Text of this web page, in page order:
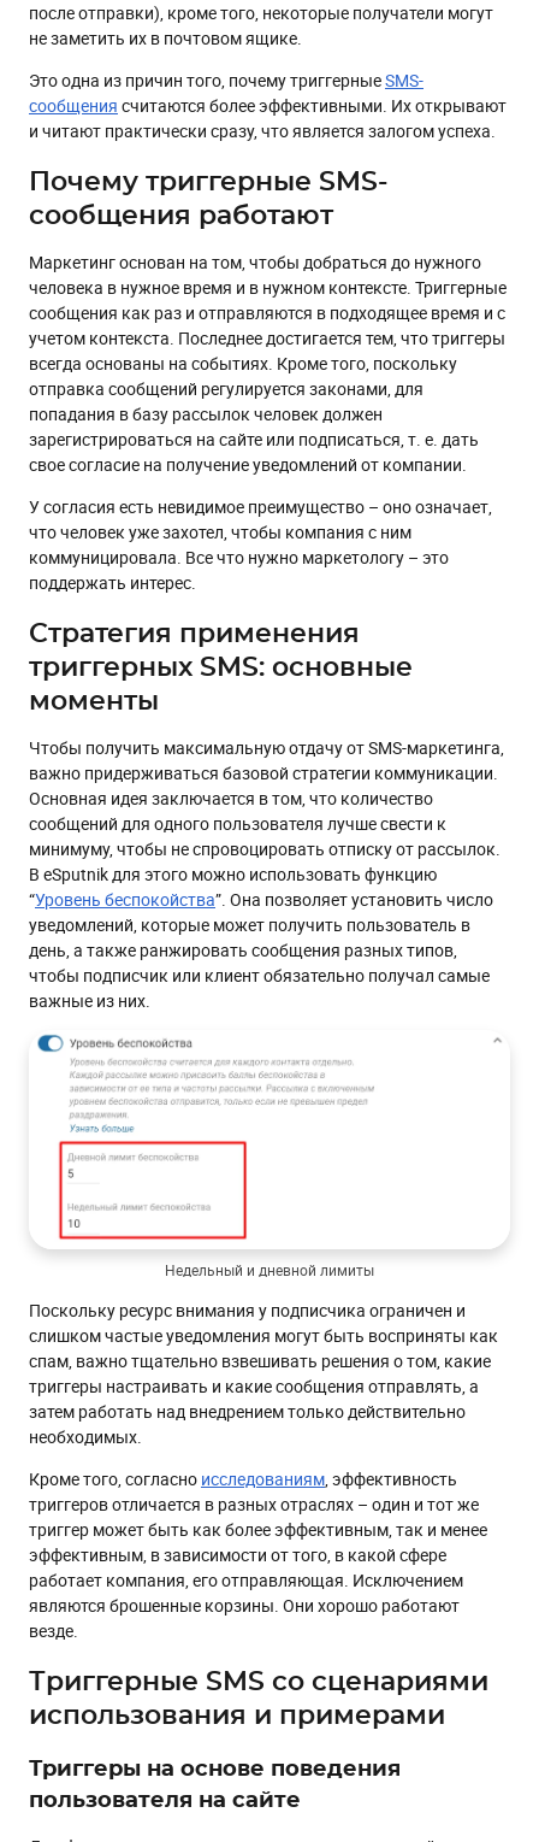
Сценарии отправки триггерных СМС
после отправки), кроме того, некоторые получатели могут
не заметить их в почтовом ящике.
Это одна из причин того, почему триггерныеSMS-
сообщения считаются более эффективными. Их открывают
и читают практически сразу, что является залогом успеха.
Почему триггерные SMS-
сообщения работают
Маркетинг основан на том, чтобы добраться до нужного
человека в нужное время и в нужном контексте. Триггерные
сообщения как раз и отправляются в подходящее время и с
учетом контекста. Последнее достигается тем, что триггеры
всегда основаны на событиях. Кроме того, поскольку
отправка сообщений регулируется законами, для
попадания в базу рассылок человек должен
зарегистрироваться на сайте или подписаться, т. е. дать
свое согласие на получение уведомлений от компании.
У согласия есть невидимое преимущество – оно означает,
что человек уже захотел, чтобы компания с ним
коммуницировала. Все что нужно маркетологу – это
поддержать интерес.
Стратегия применения
триггерных SMS: основные
моменты
Чтобы получить максимальную отдачу от SMS-маркетинга,
важно придерживаться базовой стратегии коммуникации.
Основная идея заключается в том, что количество
сообщений для одного пользователя лучше свести к
минимуму, чтобы не спровоцировать отписку от рассылок.
В eSputnik для этого можно использовать функцию
“Уровень беспокойства”. Она позволяет установить число
уведомлений, которые может получить пользователь в
день, а также ранжировать сообщения разных типов,
чтобы подписчик или клиент обязательно получал самые
важные из них.
Недельный и дневной лимиты
Поскольку ресурс внимания у подписчика ограничен и
слишком частые уведомления могут быть восприняты как
спам, важно тщательно взвешивать решения о том, какие
триггеры настраивать и какие сообщения отправлять, а
затем работать над внедрением только действительно
необходимых.
Кроме того, согласно исследованиям , эффективность
триггеров отличается в разных отраслях – один и тот же
триггер может быть как более эффективным, так и менее
эффективным, в зависимости от того, в какой сфере
работает компания, его отправляющая. Исключением
являются брошенные корзины. Они хорошо работают
везде.
Триггерные SMS со сценариями
использования и примерами
Триггеры на основе поведения
пользователя на сайте